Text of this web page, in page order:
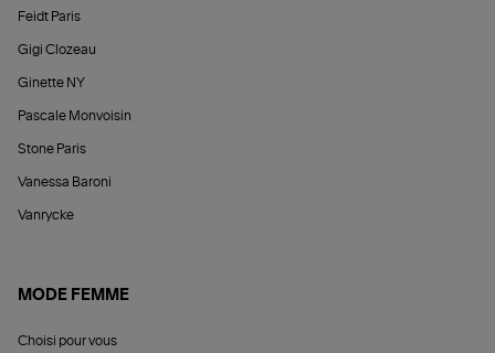
Feidt Paris
Gigi Clozeau
Ginette NY
Pascale Monvoisin
Stone Paris
Vanessa Baroni
Vanrycke
MODE FEMME
Choisi pour vous